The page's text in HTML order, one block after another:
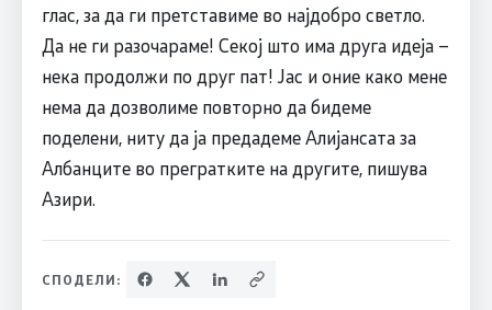
глас, за да ги претставиме во најдобро светло.
Да не ги разочараме! Секој што има друга идеја –
нека продолжи по друг пат! Јас и оние како мене
нема да дозволиме повторно да бидеме
поделени, ниту да ја предадеме Алијансата за
Албанците во прегратките на другите, пишува
Азири.
СПОДЕЛИ: